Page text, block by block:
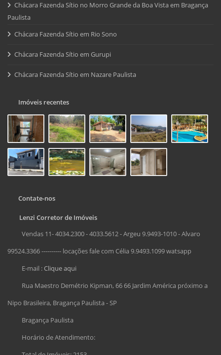
Chácara Fazenda Sítio no Morro Grande da Boa Vista em Bragança
Paulista
Chácara Fazenda Sítio em Rio Sono
Chácara Fazenda Sítio em Gurupi
Chácara Fazenda Sítio em Nazare Paulista
Imóveis recentes
Contate-nos
Lenzi Corretor de Imóveis
Vendas 11- 4034.2300 - 4033.5612 - Argeu 9.9493-1010 - Alvaro
99524.3366 ---------- locações fale com Célia 9.9493.1099 watsapp
E-mail :Clique aqui
Rua Maestro Demétrio Kipman, 66 66 Jardim América próximo a
Nipo Brasileira, Bragança Paulista - SP
Bragança Paulista
Horário de Atendimento: